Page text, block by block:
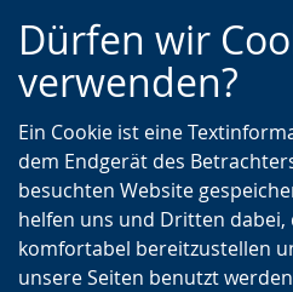
Dürfen wir
verwenden?
Ein Cookie ist eine
dem Endgerät des
besuchten Website
helfen uns und Dritten
komfortabel bereitzustellen
unsere Seiten benutzt